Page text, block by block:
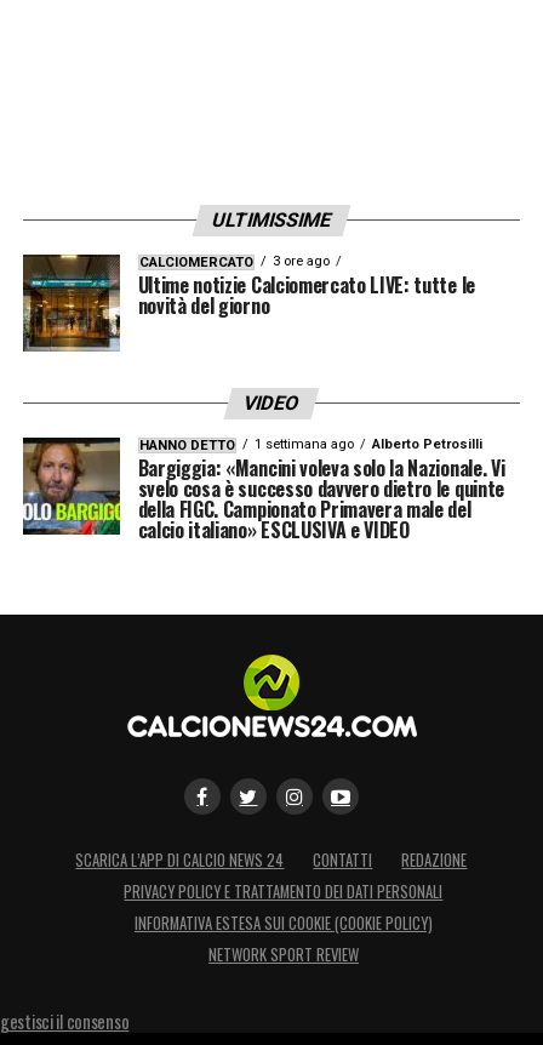
ULTIMISSIME
CALCIOMERCATO 3 ore ago
Ultime notizie Calciomercato LIVE: tutte le
novità del giorno
VIDEO
HANNO DETTO 1 settimana ago Alberto Petrosilli
Bargiggia: «Mancini voleva solo la Nazionale. Vi
svelo cosa è successo davvero dietro le quinte
della FIGC. Campionato Primavera male del
calcio italiano» ESCLUSIVA e VIDEO
SCARICA L’APP DI CALCIO NEWS 24 CONTATTI
REDAZIONE
PRIVACY POLICY E TRATTAMENTO DEI DATI PERSONALI
INFORMATIVA ESTESA SUI COOKIE (COOKIE POLICY)
NETWORK SPORT REVIEW
gestisci il consenso